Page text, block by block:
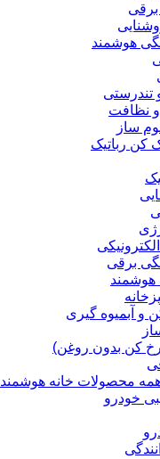
هوشمند
تندرستی
نظافت
ساز
کن رباتیک
برقی
هوشمند
و آبمیوه گیری
کن بدون روغن)
محصولات خانه هوشمند
خودرو